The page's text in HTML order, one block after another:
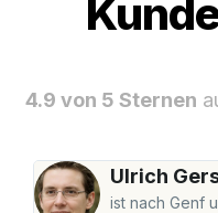
4.9 von 5 Sternen
Ulrich
ist nach Genf